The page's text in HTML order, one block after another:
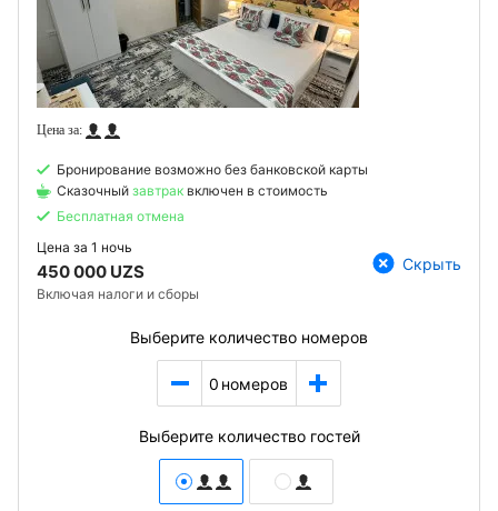
Бронирование возможно без банковской карты
Сказочный завтрак включен в стоимость
Бесплатная отмена
Цена за 1 ночь
450 000 UZS
Включая налоги и сборы
Скрыть
Выберите количество номеров
0 номеров
Выберите количество гостей